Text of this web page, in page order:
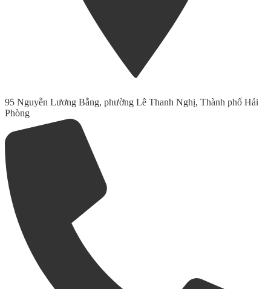
95 Nguyễn Lương Bằng, phường Lê Thanh Nghị, Thành phố Hải
Phòng